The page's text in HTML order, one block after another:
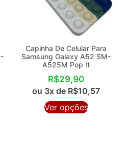
Capinha De Celular Para
Samsung Galaxy A52 SM-
A525M Pop It
R$29,90
ou 3x deR$10,57